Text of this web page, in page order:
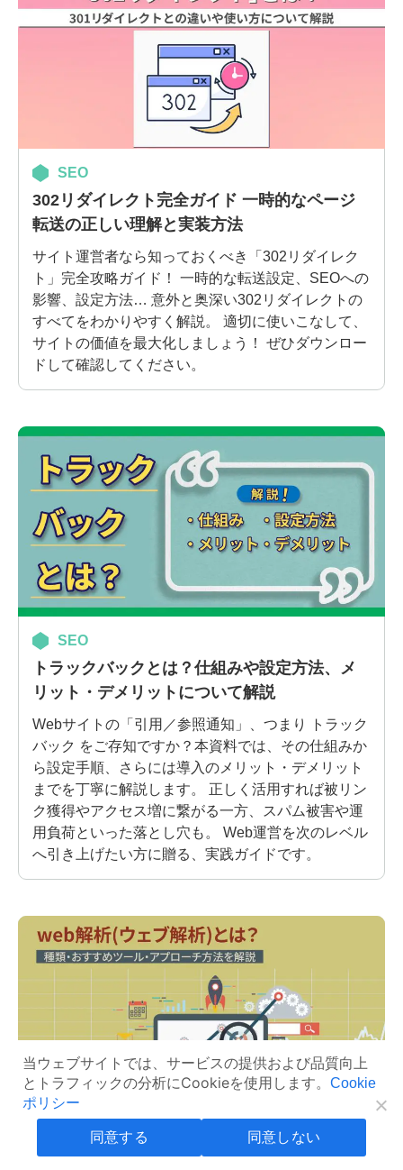
SEO
302リダイレクト完全ガイド 一時的なページ
転送の正しい理解と実装方法
サイト運営者なら知っておくべき「302リダイレク
ト」完全攻略ガイド！ 一時的な転送設定、SEOへの
影響、設定方法… 意外と奥深い302リダイレクトの
すべてをわかりやすく解説。 適切に使いこなして、
サイトの価値を最大化しましょう！ ぜひダウンロー
ドして確認してください。
SEO
トラックバックとは？仕組みや設定方法、メ
リット・デメリットについて解説
Webサイトの「引用／参照通知」、つまり トラック
バック をご存知ですか？本資料では、その仕組みか
ら設定手順、さらには導入のメリット・デメリット
までを丁寧に解説します。 正しく活用すれば被リン
ク獲得やアクセス増に繋がる一方、スパム被害や運
用負荷といった落とし穴も。 Web運営を次のレベル
へ引き上げたい方に贈る、実践ガイドです。
web解析(ウェブ解析)とは？種類からおすすめ
当ウェブサイトでは、サービスの提供および品質向上
とトラフィックの分析にCookieを使用します。 Cookie
ポリシー
同意する 同意しない